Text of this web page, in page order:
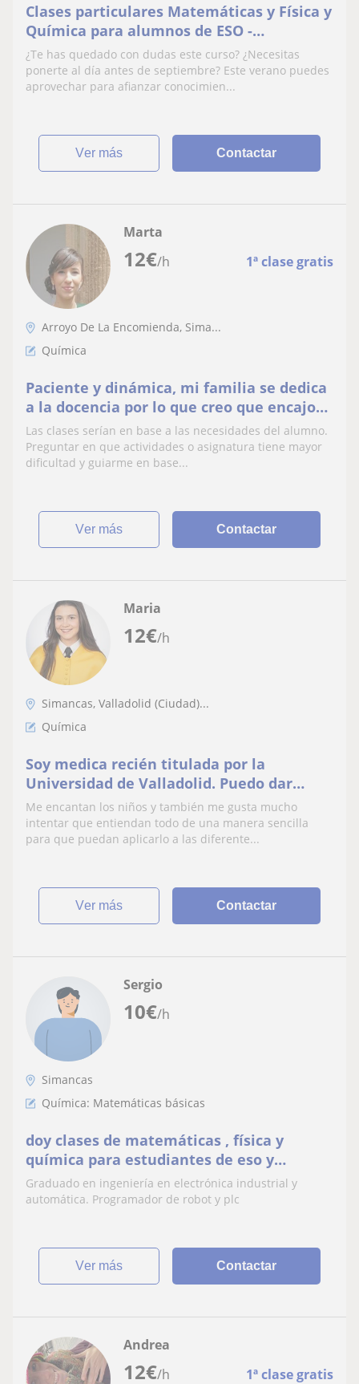
Clases particulares Matemáticas y Física y
Química para alumnos de ESO -
comprende de manera amena y sin
frustraciones
¿Te has quedado con dudas este curso? ¿Necesitas
ponerte al día antes de septiembre? Este verano puedes
aprovechar para afianzar conocimien...
ver más Contactar
12€/h 1ª clase gratis
Marta
Arroyo De La Encomienda, Sima...
Química
Paciente y dinámica, mi familia se dedica
a la docencia por lo que creo que encajo
bien en este ámbito. Me dirijo a
estudiantes de primaria y la ESO que
necesiten refuerzo con las asignaturas
Las clases serían en base a las necesidades del alumno.
Preguntar en que actividades o asignatura tiene mayor
dificultad y guiarme en base...
ver más Contactar
12€/h
Maria
Simancas, Valladolid (Ciudad)...
Química
Soy medica recién titulada por la
Universidad de Valladolid. Puedo dar
clases de química y de matemáticas, de
biología y anatomía
Me encantan los niños y también me gusta mucho
intentar que entiendan todo de una manera sencilla
para que puedan aplicarlo a las diferente...
ver más Contactar
10€/h
Sergio
Simancas
Química: Matemáticas básicas
doy clases de matemáticas , física y
química para estudiantes de eso y
bachillerato
Graduado en ingeniería en electrónica industrial y
automática. Programador de robot y plc
ver más Contactar
12€/h 1ª clase gratis
Andrea